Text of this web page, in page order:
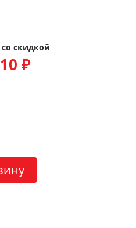
скидкой
₽